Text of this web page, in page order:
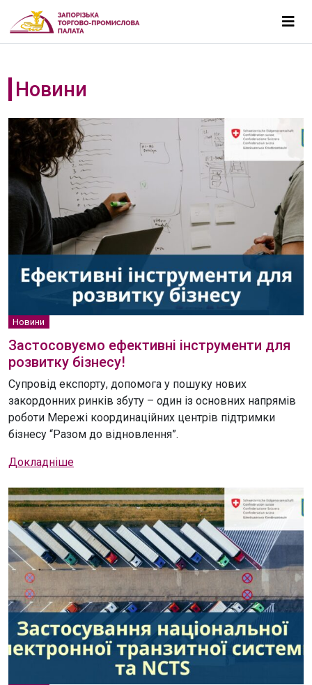
Новини
Новини
Застосовуємо ефективні інструменти для
розвитку бізнесу!
Супровід експорту, допомога у пошуку нових
закордонних ринків збуту – один із основних напрямів
роботи Мережі координаційних центрів підтримки
бізнесу “Разом до відновлення”.
Докладніше